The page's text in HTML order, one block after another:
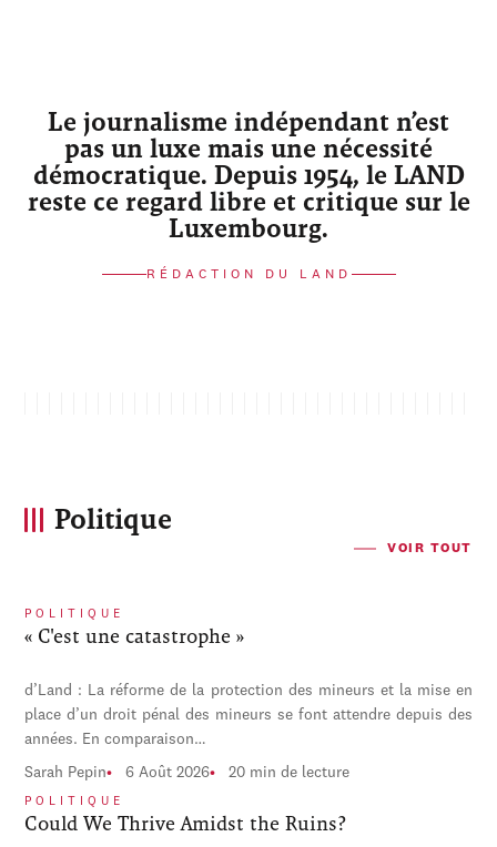
Le journalisme indépendant n’est
pas un luxe mais une nécessité
démocratique. Depuis 1954, le LAND
reste ce regard libre et critique sur le
Luxembourg.
RÉDACTION DU LAND
Politique
VOIR TOUT
POLITIQUE
« C'est une catastrophe »
d’Land : La réforme de la protection des mineurs et la mise en
place d’un droit pénal des mineurs se font attendre depuis des
années. En comparaison…
Sarah Pepin 6 Août 2026 20 min de lecture
POLITIQUE
Could We Thrive Amidst the Ruins?